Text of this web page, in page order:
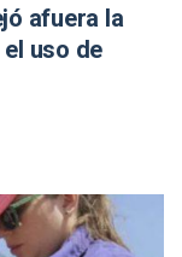
afuera la
uso de